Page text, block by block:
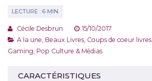
Cécile Desbrun
15/10/2017
A la une Beaux Livres Coups de coeur livres
Gaming Pop Culture & Médias
CARACTÉRISTIQUES